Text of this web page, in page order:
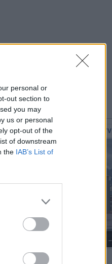
personal or
out section to
you may
us or personal
opt-out of the
of downstream
the IAB’s List of
Gallerie Fotografiche WebTV